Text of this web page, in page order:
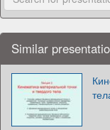
Similar